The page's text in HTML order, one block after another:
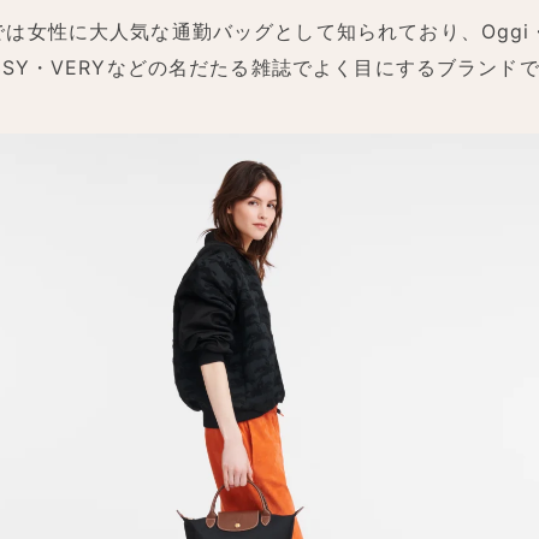
は女性に大人気な通勤バッグとして知られており、Oggi
・VERYなどの名だたる雑誌でよく目にするブランドで